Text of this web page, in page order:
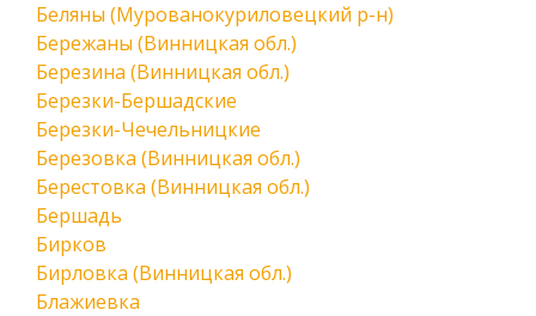
Беляны (Мурованокуриловецкий р-н)
Бережаны (Винницкая обл.)
Березина (Винницкая обл.)
Березки-Бершадские
Березки-Чечельницкие
Березовка (Винницкая обл.)
Берестовка (Винницкая обл.)
Бершадь
Бирков
Бирловка (Винницкая обл.)
Блажиевка